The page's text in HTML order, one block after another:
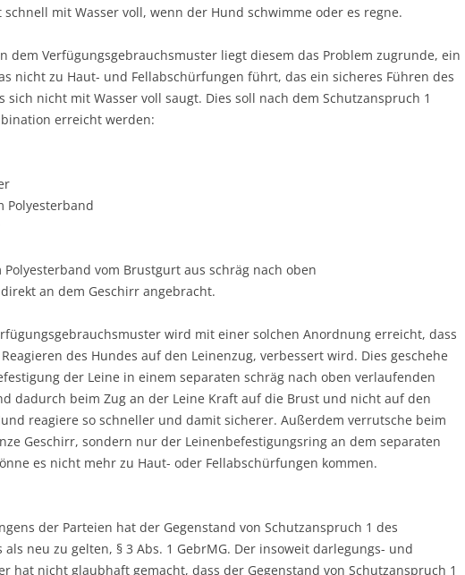
mit Wasser voll, wenn der Hund schwimme oder es regne.
dem Verfügungsgebrauchsmuster liegt diesem das Problem zugrunde, ein
nicht zu Haut- und Fellabschürfungen führt, das ein sicheres Führen des
sich nicht mit Wasser voll saugt. Dies soll nach dem Schutzanspruch 1
erreicht werden:
Polyesterband
vom Brustgurt aus schräg nach oben
an dem Geschirr angebracht.
wird mit einer solchen Anordnung erreicht, dass
des Hundes auf den Leinenzug, verbessert wird. Dies geschehe
der Leine in einem separaten schräg nach oben verlaufenden
dadurch beim Zug an der Leine Kraft auf die Brust und nicht auf den
reagiere so schneller und damit sicherer. Außerdem verrutsche beim
Geschirr, sondern nur der Leinenbefestigungsring an dem separaten
es nicht mehr zu Haut- oder Fellabschürfungen kommen.
der Parteien hat der Gegenstand von Schutzanspruch 1 des
neu zu gelten, § 3 Abs. 1 GebrMG. Der insoweit darlegungs- und
hat nicht glaubhaft gemacht, dass der Gegenstand von Schutzanspruch 1